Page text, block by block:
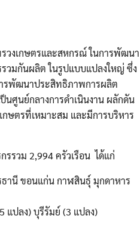
วงเกษตรและสหกรณ์ ในการพัฒนา
วมกันผลิต ในรูปแบบแปลงใหญ่ ซึ่ง
ารพัฒนาประสิทธิภาพการผลิต
ศูนย์กลางการดำเนินงาน ผลักดัน
ษตรที่เหมาะสม และมีการบริหาร
รวม 2,994 ครัวเรือน ได้แก่
านี ขอนแก่น กาฬสินธุ์ มุกดาหาร
แปลง) บุรีรัมย์ (3 แปลง)